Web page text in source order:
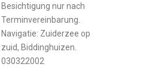
Besichtigung nur nach
Terminvereinbarung.
Navigatie: Zuiderzee op
zuid, Biddinghuizen.
030322002